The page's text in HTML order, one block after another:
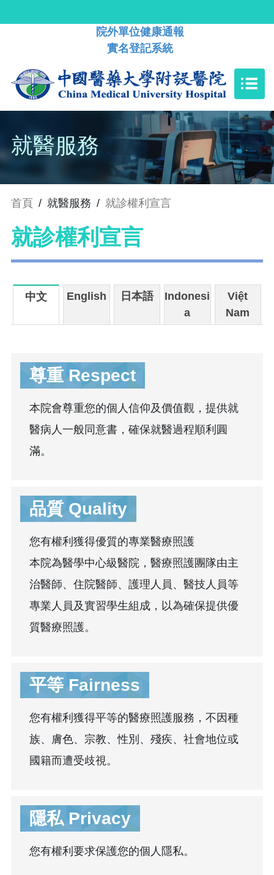
院外單位健康通報
實名登記系統
就醫服務
首頁 / 就醫服務 / 就診權利宣言
就診權利宣言
中文 English 日本語
Indonesi
a
Việt
Nam
尊重 Respect
本院會尊重您的個人信仰及價值觀，提供就
醫病人一般同意書，確保就醫過程順利圓
滿。
品質 Quality
您有權利獲得優質的專業醫療照護
本院為醫學中心級醫院，醫療照護團隊由主
治醫師、住院醫師、護理人員、醫技人員等
專業人員及實習學生組成，以為確保提供優
質醫療照護。
平等 Fairness
您有權利獲得平等的醫療照護服務，不因種
族、膚色、宗教、性別、殘疾、社會地位或
國籍而遭受歧視。
隱私 Privacy
您有權利要求保護您的個人隱私。